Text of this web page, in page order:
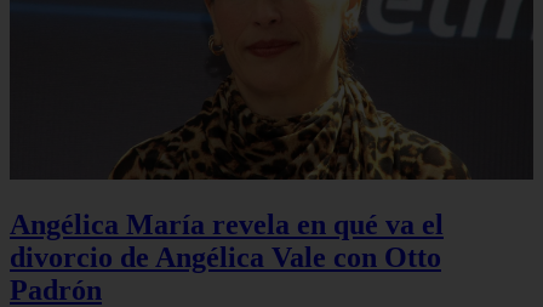
Angélica María revela en qué va el
divorcio de Angélica Vale con Otto
Padrón